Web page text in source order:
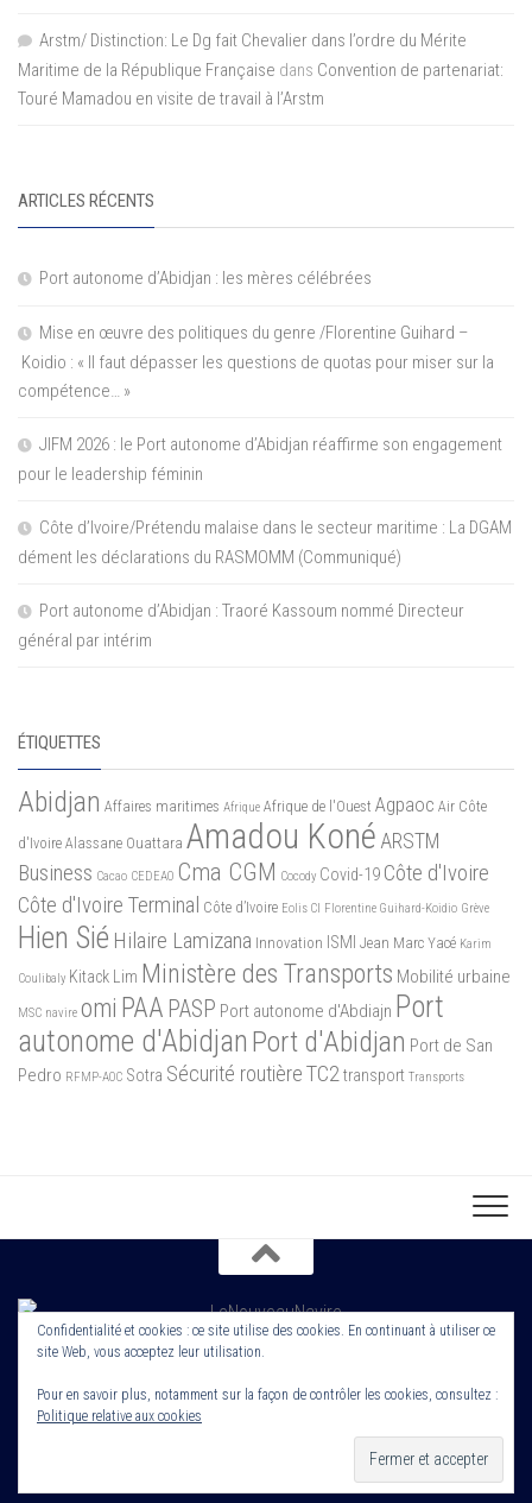
Arstm/ Distinction: Le Dg fait Chevalier dans l’ordre du Mérite
Maritime de la République Française dans Convention de partenariat:
Touré Mamadou en visite de travail à l’Arstm
ARTICLES RÉCENTS
Port autonome d’Abidjan : les mères célébrées
Mise en œuvre des politiques du genre /Florentine Guihard –
Koidio : « Il faut dépasser les questions de quotas pour miser sur la
compétence… »
JIFM 2026 : le Port autonome d’Abidjan réaffirme son engagement
pour le leadership féminin
Côte d’Ivoire/Prétendu malaise dans le secteur maritime : La DGAM
dément les déclarations du RASMOMM (Communiqué)
Port autonome d’Abidjan : Traoré Kassoum nommé Directeur
général par intérim
ÉTIQUETTES
Abidjan Affaires maritimes Afrique Afrique de l'Ouest Agpaoc Air Côte
d'Ivoire Alassane Ouattara Amadou Koné ARSTM
Business Cacao CEDEAO Cma CGM Cocody Covid-19 Côte d'Ivoire
Côte d'Ivoire Terminal Côte d’Ivoire Eolis CI Florentine Guihard-Koidio Grève
Hien Sié Hilaire Lamizana Innovation ISMI Jean Marc Yacé Karim
Coulibaly Kitack Lim Ministère des Transports Mobilité urbaine
MSC navire omi PAA PASP Port autonome d'Abdiajn Port
autonome d'Abidjan Port d'Abidjan Port de San
Pedro RFMP-AOC Sotra Sécurité routièreTC2transport Transports
Copyright 2022. Le Nouveau Navire. Tout droit Réservé. Edité par
Cornerstone ROS
Confidentialité et cookies : ce site utilise des cookies. En continuant à utiliser ce
site Web, vous acceptez leur utilisation.
Pour en savoir plus, notamment sur la façon de contrôler les cookies, consultez :
Politique relative aux cookies